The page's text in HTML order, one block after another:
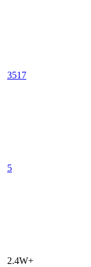
3517
5
2.4W+